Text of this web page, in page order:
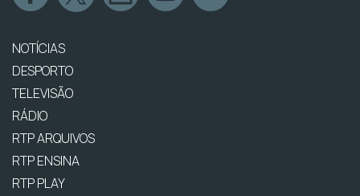
NOTÍCIAS
DESPORTO
TELEVISÃO
RÁDIO
RTP ARQUIVOS
RTP ENSINA
RTP PLAY